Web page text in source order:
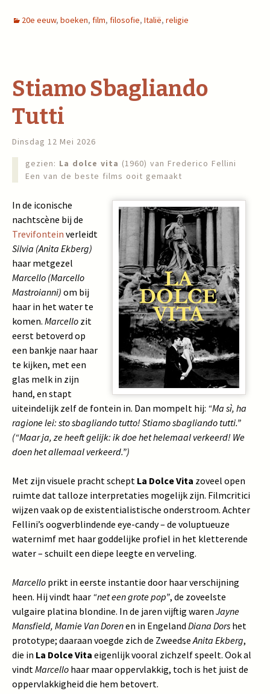
20e eeuw, boeken, film, filosofie, Italië, religie
Stiamo Sbagliando
Tutti
Dinsdag 12 Mei 2026
gezien: La dolce vita (1960) van Frederico Fellini
Een van de beste films ooit gemaakt
In de iconische
nachtscène bij de
Trevifontein verleidt
Silvia (Anita Ekberg)
haar metgezel
Marcello (Marcello
Mastroianni) om bij
haar in het water te
komen. Marcello zit
eerst betoverd op
een bankje naar haar
te kijken, met een
glas melk in zijn
hand, en stapt
uiteindelijk zelf de fontein in. Dan mompelt hij: “Ma sì, ha
ragione lei: sto sbagliando tutto! Stiamo sbagliando tutti.”
(“Maar ja, ze heeft gelijk: ik doe het helemaal verkeerd! We
doen het allemaal verkeerd.”)
Met zijn visuele pracht schept La Dolce Vita zoveel open
ruimte dat talloze interpretaties mogelijk zijn. Filmcritici
wijzen vaak op de existentialistische onderstroom. Achter
Fellini’s oogverblindende eye-candy – de voluptueuze
waternimf met haar goddelijke profiel in het kletterende
water – schuilt een diepe leegte en verveling.
Marcello prikt in eerste instantie door haar verschijning
heen. Hij vindt haar “net een grote pop”, de zoveelste
vulgaire platina blondine. In de jaren vijftig waren Jayne
Mansfield, Mamie Van Dorenen in Engeland Diana Dors het
prototype; daaraan voegde zich de ZweedseAnita Ekberg,
die in La Dolce Vita eigenlijk vooral zichzelf speelt. Ook al
vindtMarcello haar maar oppervlakkig, toch is het juist de
oppervlakkigheid die hem betovert.